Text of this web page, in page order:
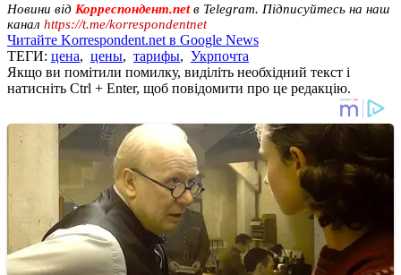
Новини від Корреспондент.netв Telegram. Підписуйтесь на наш
канал https://t.me/korrespondentnet
Читайте Korrespondent.net в Google News
ТЕГИ: цена, цены, тарифы, Укрпочта
Якщо ви помітили помилку, виділіть необхідний текст і
натисніть Ctrl + Enter, щоб повідомити про це редакцію.